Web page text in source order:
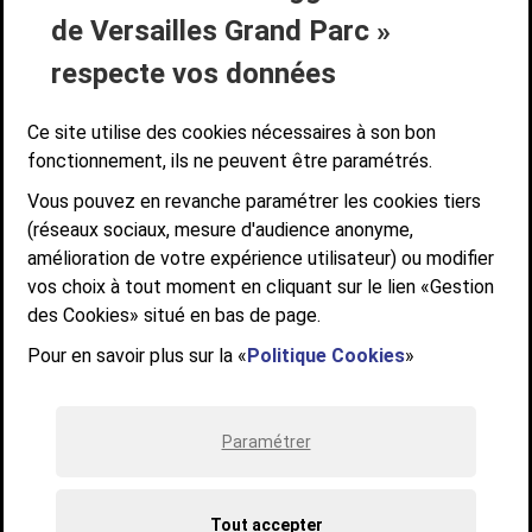
de Versailles Grand Parc »
respecte vos données
Ce site utilise des cookies nécessaires à son bon
fonctionnement, ils ne peuvent être paramétrés.
Vous pouvez en revanche paramétrer les cookies tiers
(réseaux sociaux, mesure d'audience anonyme,
amélioration de votre expérience utilisateur) ou modifier
vos choix à tout moment en cliquant sur le lien «Gestion
des Cookies» situé en bas de page.
Pour en savoir plus sur la «Politique Cookies»
Paramétrer
Tout accepter
ACCESSIBILITÉ NUMÉRIQUE
GESTION DES COOKIES
Suivez-nous
SUIVEZ-NOUS SUR
Communauté d'agglomération de Versailles
Grand Parc
6, AVENUE DE PARIS - CS 10922 - 78009 VERSAILLES CEDEX
STANDARD : 01 39 66 30 00 - OUVERT DU LUNDI AU VENDREDI DE 9H À